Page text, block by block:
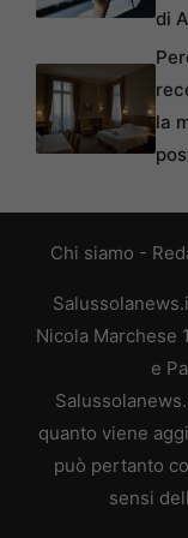
di
la
Chi siamo -
Nicola Marchese
e
quanto viene
può pertanto
sensi